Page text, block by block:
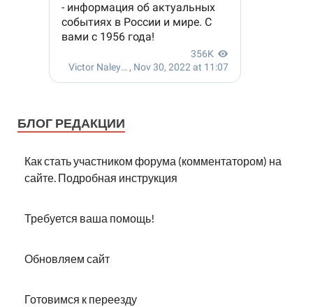
БЛОГ РЕДАКЦИИ
Как стать участником форума (комментатором) на
сайте. Подробная инструкция
Требуется ваша помощь!
Обновляем сайт
Готовимся к переезду